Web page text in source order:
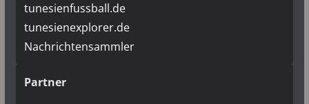
tunesienfussball.de
tunesienexplorer.de
Nachrichtensammler
Partner